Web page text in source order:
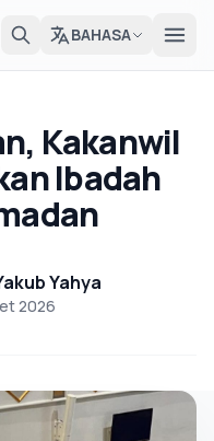
BAHASA
Kakanwil
Ibadah
Yahya
2026